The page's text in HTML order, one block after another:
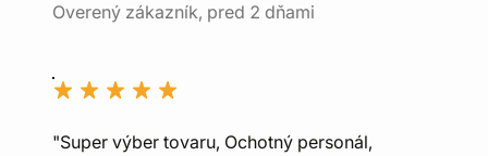
Overený zákazník, pred 2 dňami
"Super výber tovaru, Ochotný personál,